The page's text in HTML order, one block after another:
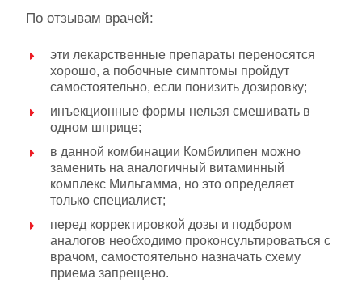
По отзывам врачей:
эти лекарственные препараты переносятся
хорошо, а побочные симптомы пройдут
самостоятельно, если понизить дозировку;
инъекционные формы нельзя смешивать в
одном шприце;
в данной комбинации Комбилипен можно
заменить на аналогичный витаминный
комплекс Мильгамма, но это определяет
только специалист;
перед корректировкой дозы и подбором
аналогов необходимо проконсультироваться с
врачом, самостоятельно назначать схему
приема запрещено.